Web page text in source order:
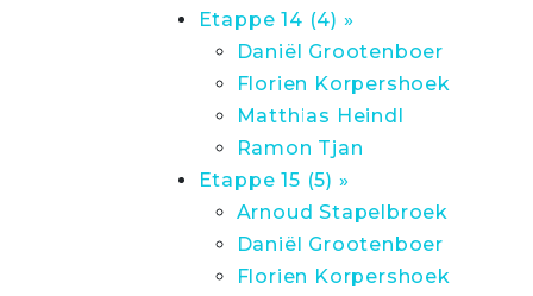
Etappe 14 (4) »
Daniël Grootenboer
Florien Korpershoek
Matthias Heindl
Ramon Tjan
Etappe 15 (5) »
Arnoud Stapelbroek
Daniël Grootenboer
Florien Korpershoek